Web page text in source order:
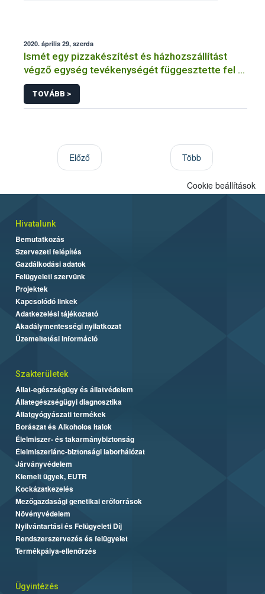
2020. április 29, szerda
Ismét egy pizzakészítést és házhozszállítást
végző egység tevékenységét függesztette fel a
Nébih
TOVÁBB >
Előző Több
Cookie beállítások
Hivatalunk
Bemutatkozás
Szervezeti felépítés
Gazdálkodási adatok
Felügyeleti szervünk
Projektek
Kapcsolódó linkek
Adatkezelési tájékoztató
Akadálymentességi nyilatkozat
Üzemeltetési információ
Szakterületek
Állat-egészségügy és állatvédelem
Állategészségügyi diagnosztika
Állatgyógyászati termékek
Borászat és Alkoholos Italok
Élelmiszer- és takarmánybiztonság
Élelmiszerlánc-biztonsági laborhálózat
Járványvédelem
Kiemelt ügyek, EUTR
Kockázatkezelés
Mezőgazdasági genetikai erőforrások
Növényvédelem
Nyilvántartási és Felügyeleti Díj
Rendszerszervezés és felügyelet
Termékpálya-ellenőrzés
Ügyintézés